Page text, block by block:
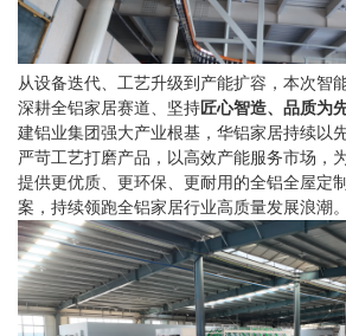
从设备迭代、工艺升级到产能扩容，本次智
深耕全铝家居赛道、坚持匠心智造、品质为
建铝业集团强大产业根基，华铝家居持续以
严苛工艺打磨产品，以高效产能服务市场，
提供更优质、更环保、更耐用的全铝全屋定
案，持续领跑全铝家居行业高质量发展浪潮。